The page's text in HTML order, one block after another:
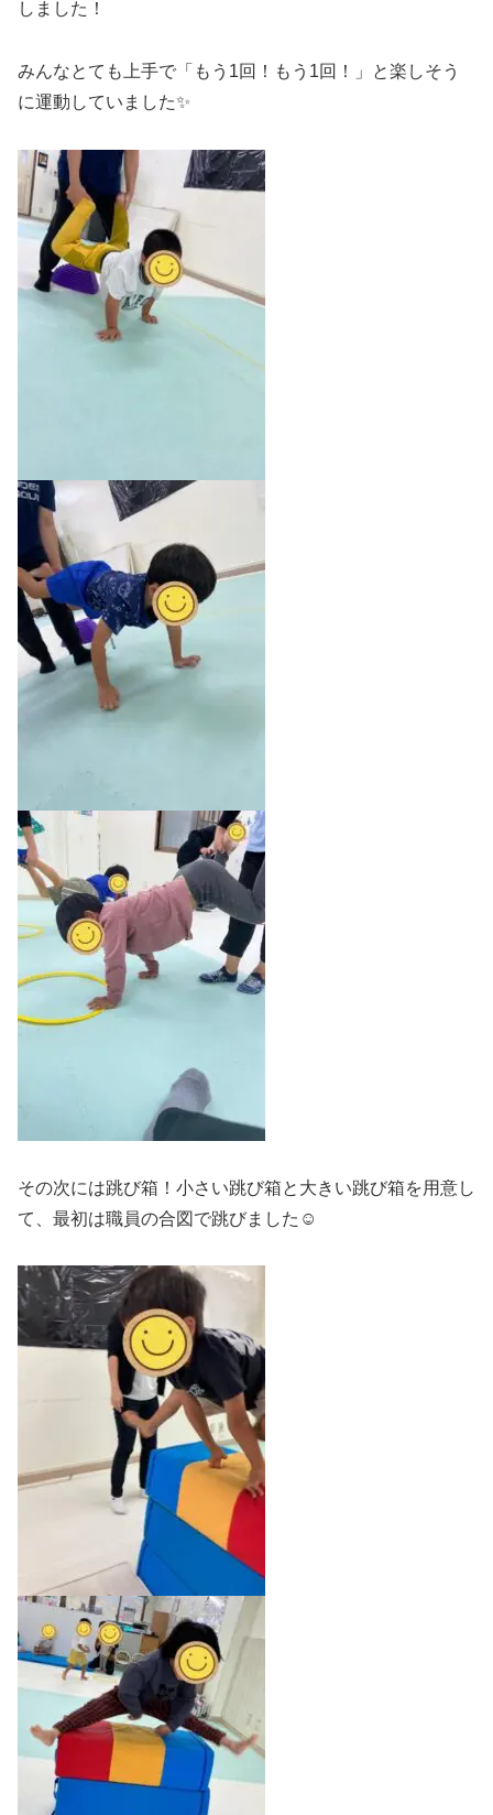
しました！
みんなとても上手で「もう1回！もう1回！」と楽しそう
に運動していました✨
その次には跳び箱！小さい跳び箱と大きい跳び箱を用意し
て、最初は職員の合図で跳びました☺️